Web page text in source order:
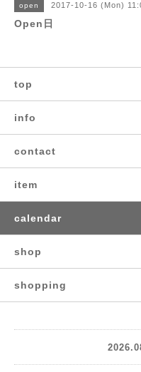
open 2017-10-16 (Mon)
Open日
top
info
contact
item
calendar
shop
shopping